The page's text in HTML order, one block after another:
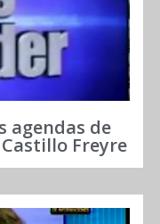
agendas de
Freyre